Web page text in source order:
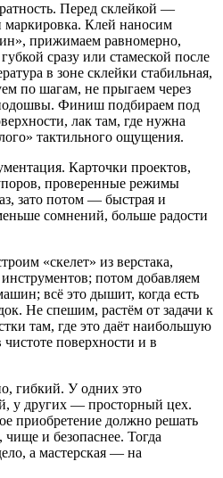
Перед склейкой —
Клей наносим
прижимаем равномерно,
сразу или стамеской после
в зоне склейки стабильная,
по шагам, не прыгаем через
Финиш подбираем под
лак там, где нужна
тактильного ощущения.
Карточки проектов,
проверенные режимы
зато потом — быстрая и
сомнений, больше радости
«скелет» из верстака,
потом добавляем
всё это дышит, когда есть
Не спешим, растём от задачи к
там, где это даёт наибольшую
поверхности и в
гибкий. У одних это
у других — просторный цех.
приобретение должно решать
чище и безопаснее. Тогда
а мастерская — на